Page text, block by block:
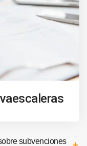
subvenciones